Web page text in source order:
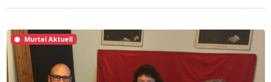
Murtal Aktuell